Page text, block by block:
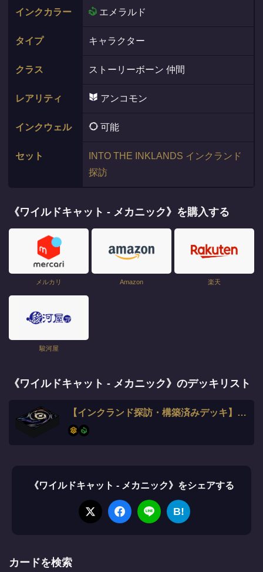
インクカラー エメラルド
タイプ キャラクター
クラス ストーリーボーン 仲間
レアリティ アンコモン
インクウェル 可能
セット
INTO THE INKLANDS インクランド
探訪
《ワイルドキャット - メカニック》を購入する
メルカリ Amazon 楽天
駿河屋
《ワイルドキャット - メカニック》のデッキリスト
【インクランド探訪・構築済みデッキ】アンバー・エメラルド
《ワイルドキャット - メカニック》をシェアする
B!
カードを検索